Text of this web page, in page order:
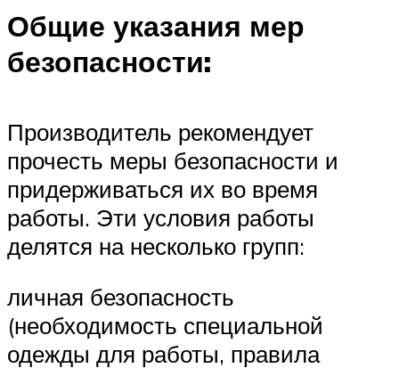
Общие указания мер
безопасности:
Производитель рекомендует
прочесть меры безопасности и
придерживаться их во время
работы. Эти условия работы
делятся на несколько групп:
личная безопасность
(необходимость специальной
одежды для работы, правила